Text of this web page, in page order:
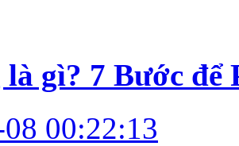
gì? 7 Bước để
00:22:13